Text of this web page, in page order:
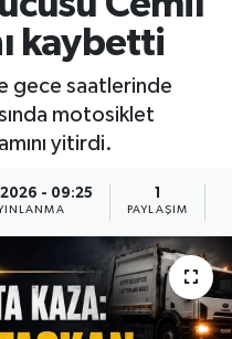
kaybetti
gece saatlerinde
motosiklet
yitirdi.
- 09:25
PAYLAŞIM